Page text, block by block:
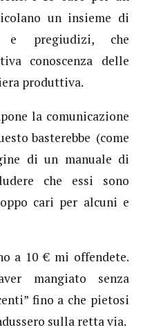
un insieme di
e pregiudizi, che
conoscenza delle
produttiva.
la comunicazione
basterebbe (come
di un manuale di
che essi sono
cari per alcuni e
a 10 € mi offendete.
mangiato senza
fino a che pietosi
sulla retta via.